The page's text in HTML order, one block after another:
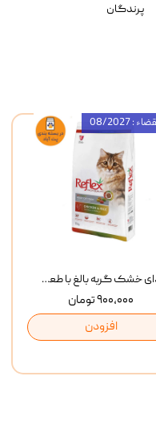
پرندگان
غذای خشک گربه بالغ با طعم مرغ و برنج رفلکس Reflex Multi Color Chicken And Rice وزن 1 کیلوگرم
۹۰۰,۰۰۰ تومان
افزودن
: 08/2027